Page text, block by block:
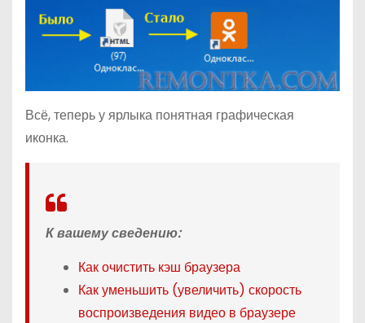
Всё, теперь у ярлыка понятная графическая
иконка.
К вашему сведению:
Как очистить кэш браузера
Как уменьшить (увеличить) скорость
воспроизведения видео в браузере